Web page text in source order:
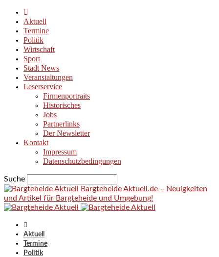
Aktuell
Termine
Politik
Wirtschaft
Sport
Stadt News
Veranstaltungen
Leserservice
Firmenportraits
Historisches
Jobs
Partnerlinks
Der Newsletter
Kontakt
Impressum
Datenschutzbedingungen
Suche
Bargteheide Aktuell.de – Neuigkeiten
und Artikel für Bargteheide und Umgebung!
Aktuell
Termine
Politik